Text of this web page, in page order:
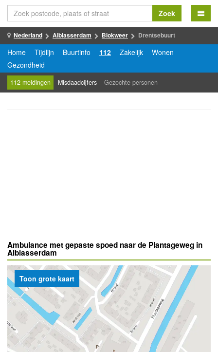
Zoek
Nederland Alblasserdam Blokweer Drentsebuurt
Home Tijdlijn Buurtinfo 112 Zakelijk
Wonen
Gezondheid
112 meldingen Misdaadcijfers Gezochte personen
Ambulance met gepaste spoed naar de Plantageweg in
Alblasserdam
Toon grote kaart